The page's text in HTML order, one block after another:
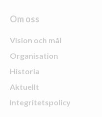
Om oss
Vision och mål
Organisation
Historia
Aktuellt
Integritetspolicy